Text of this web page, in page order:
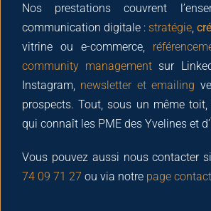
Nos prestations couvrent
communication digitale : stratégie,
vitrine ou e-commerce,
community management sur
Instagram, newsletter et emailing
prospects. Tout, sous un même
qui connaît les PME des Yvelines et
Vous pouvez aussi nous contacter
74 09 71 27 ou via notre page contact